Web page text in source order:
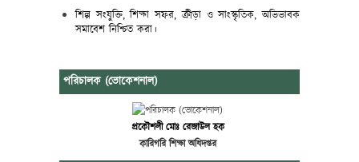
শিল্প সংযুক্তি, শিক্ষা সফর, ক্রীড়া ও সাংস্কৃতিক, অভিভাবক
সমাবেশ নিশ্চিত করা।
পরিচালক (ভোকেশনাল)
প্রকৌশলী মোঃ রেজাউল হক
কারিগরি শিক্ষা অধিদপ্তর